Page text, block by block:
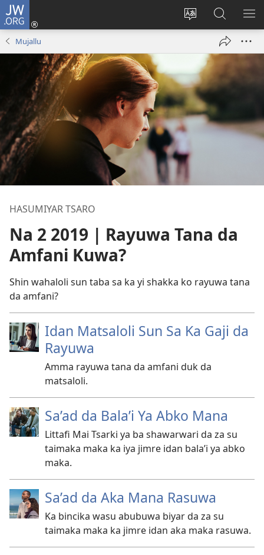
JW.ORG
Ka
dandalin
Ka
Shiga
window)
Bincika
JW.ORG
KA
DA
Mujallu
HASUMIYAR TSARO
Na 2 2019 | Rayuwa Tana da
Amfani Kuwa?
Shin wahaloli sun taba sa ka yi shakka ko rayuwa tana
da amfani?
Idan Matsaloli Sun Sa Ka Gaji da
Rayuwa
Amma rayuwa tana da amfani duk da
matsaloli.
Sa’ad da Bala’i Ya Abko Mana
Littafi Mai Tsarki ya ba shawarwari da za su
taimaka maka ka iya jimre idan bala’i ya abko
maka.
Sa’ad da Aka Mana Rasuwa
Ka bincika wasu abubuwa biyar da za su
taimaka maka ka jimre idan aka maka rasuwa.